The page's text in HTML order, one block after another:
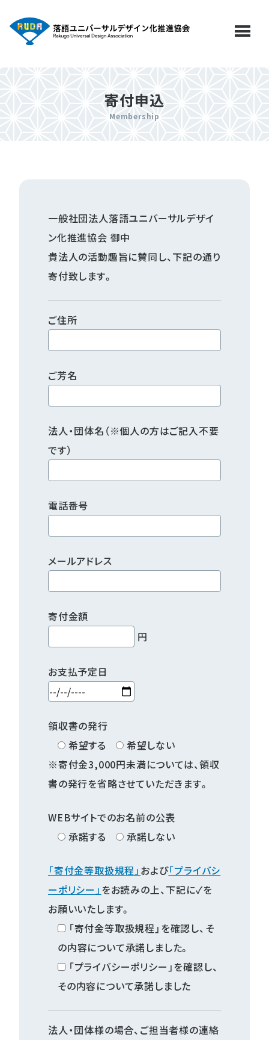
menu
寄付申込
一般社団法人落語ユニバーサルデザイ
ン化推進協会 御中
貴法人の活動趣旨に賛同し、下記の通り
寄付致します。
ご住所
ご芳名
法人・団体名（※個人の方はご記入不要
です）
電話番号
メールアドレス
寄付金額
円
お支払予定日
領収書の発行
希望する
希望しない
※寄付金3,000円未満については、領収
書の発行を省略させていただきます。
WEBサイトでのお名前の公表
承諾する
承諾しない
「寄付金等取扱規程」 および「プライバシ
ーポリシー」 をお読みの上、下記に✓を
お願いいたします。
「寄付金等取扱規程」を確認し、そ
の内容について承諾しました。
「プライバシーポリシー」を確認し、
その内容について承諾しました
法人・団体様の場合、ご担当者様の連絡